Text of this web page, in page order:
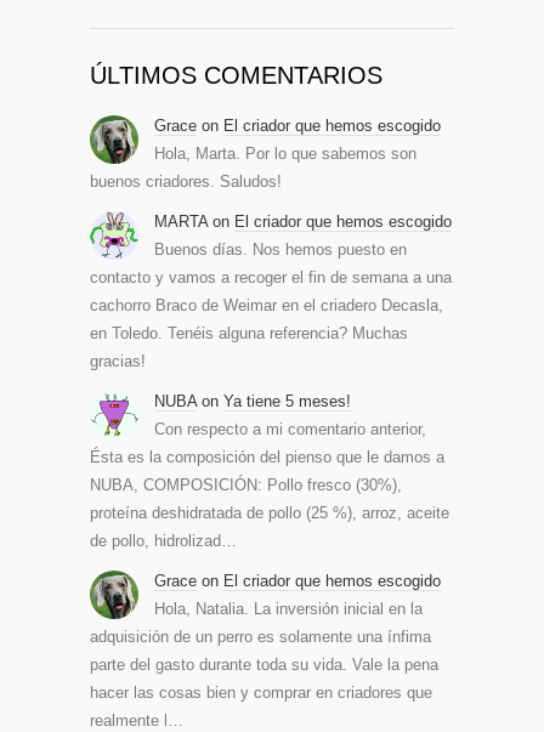
ÚLTIMOS COMENTARIOS
Grace on El criador que hemos escogido
Hola, Marta. Por lo que sabemos son
buenos criadores. Saludos!
MARTA on El criador que hemos escogido
Buenos días. Nos hemos puesto en
contacto y vamos a recoger el fin de semana a una
cachorro Braco de Weimar en el criadero Decasla,
en Toledo. Tenéis alguna referencia? Muchas
gracias!
NUBA on Ya tiene 5 meses!
Con respecto a mi comentario anterior,
Ésta es la composición del pienso que le damos a
NUBA, COMPOSICIÓN: Pollo fresco (30%),
proteína deshidratada de pollo (25 %), arroz, aceite
de pollo, hidrolizad…
Grace on El criador que hemos escogido
Hola, Natalia. La inversión inicial en la
adquisición de un perro es solamente una ínfima
parte del gasto durante toda su vida. Vale la pena
hacer las cosas bien y comprar en criadores que
realmente l…